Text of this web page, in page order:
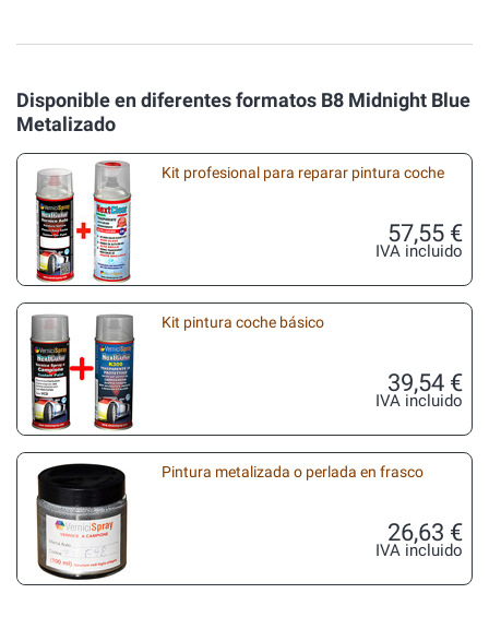
Disponible en diferentes formatos B8 Midnight Blue
Metalizado
Kit profesional para reparar pintura coche
57,55 €
IVA incluido
Kit pintura coche básico
39,54 €
IVA incluido
Pintura metalizada o perlada en frasco
26,63 €
IVA incluido